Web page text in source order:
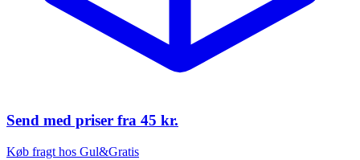
Send med priser fra 45 kr.
Køb fragt hos Gul&Gratis